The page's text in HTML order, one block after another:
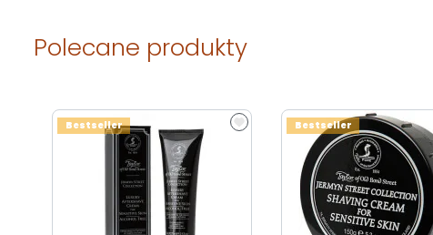
Polecane produkty
Bestseller Bestseller